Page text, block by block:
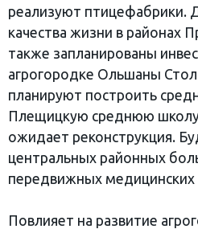
реализуют птицефабрики.
качества жизни в районах
также запланированы
агрогородке Ольшаны
планируют построить
Плещицкую среднюю школу
ожидает реконструкция.
центральных районных
передвижных медицинских
Повлияет на развитие